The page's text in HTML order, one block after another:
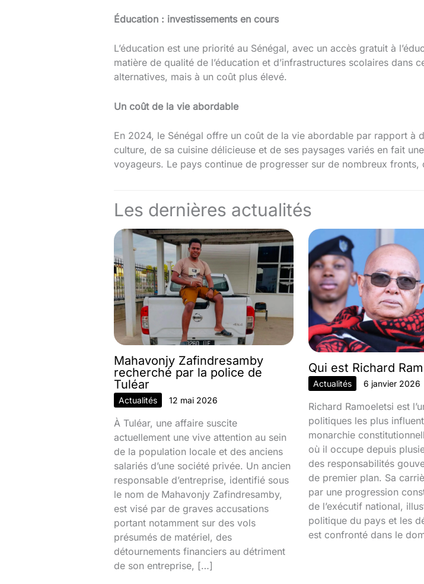
Éducation : investissements en cours
L’éducation est une priorité au Sénégal, avec un accès gratuit à
matière de qualité de l’éducation et d’infrastructures scolaires dans
alternatives, mais à un coût plus élevé.
Un coût de la vie abordable
En 2024, le Sénégal offre un coût de la vie abordable par rapport à
culture, de sa cuisine délicieuse et de ses paysages variés en fait
voyageurs. Le pays continue de progresser sur de nombreux fronts,
Les dernières actualités
Mahavonjy Zafindresamby
recherché par la police de
Tuléar
Actualités 12 mai 2026
À Tuléar, une affaire suscite
actuellement une vive attention au sein
de la population locale et des anciens
salariés d’une société privée. Un ancien
responsable d’entreprise, identifié sous
le nom de Mahavonjy Zafindresamby,
est visé par de graves accusations
portant notamment sur des vols
présumés de matériel, des
détournements financiers au détriment
de son entreprise, […]
Qui est Richard
Actualités 6 janvier 2026
Richard Ramoeletsi est
politiques les plus
monarchie
où il occupe depuis
des responsabilités
de premier plan. Sa
par une progression
de l’exécutif national,
politique du pays et les
est confronté dans le